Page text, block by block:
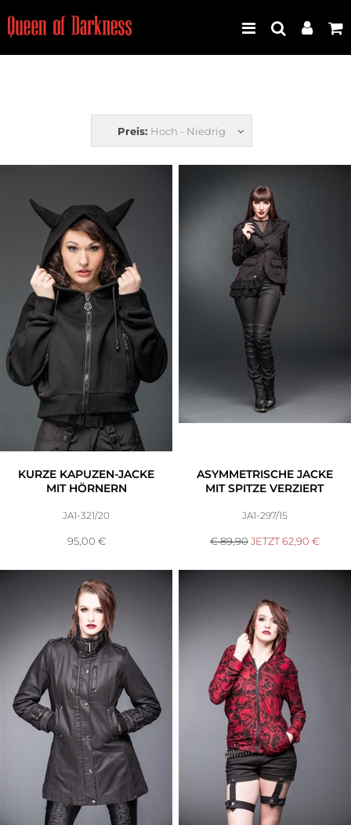
Frauen
Plus Size
Store Leipzig
Accessoires
Sale
Gutscheine
Preis: Hoch - Niedrig
KURZE KAPUZEN-JACKE
MIT HÖRNERN
JA1-321/20
95,00 €
ASYMMETRISCHE JACKE
MIT SPITZE VERZIERT
JA1-297/15
€ 89,90 JETZT62,90 €